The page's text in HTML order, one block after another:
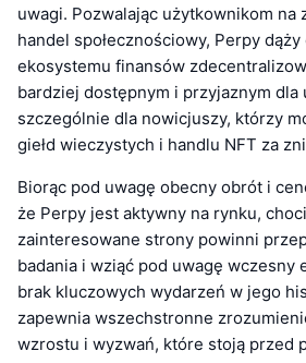
uwagi. Pozwalając użytkownikom na
handel społecznościowy, Perpy
ekosystemu finansów
bardziej dostępnym i przyjaznym dla
szczególnie dla nowicjuszy, którzy
giełd wieczystych i handlu NFT za
Biorąc pod uwagę obecny obrót i
że Perpy jest aktywny na rynku,
zainteresowane strony powinni
badania i wziąć pod uwagę wczesny
brak kluczowych wydarzeń w jego
zapewnia wszechstronne
wzrostu i wyzwań, które stoją przed